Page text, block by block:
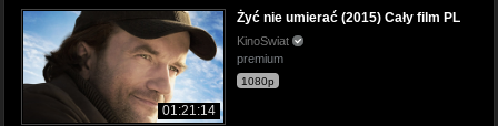
01:21:14
Żyć nie umierać (2015) Cały film PL
KinoSwiat
premium
1080p